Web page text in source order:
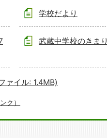
学校だより
武蔵中学校のきまり
ァイル: 1.4MB)
ク）